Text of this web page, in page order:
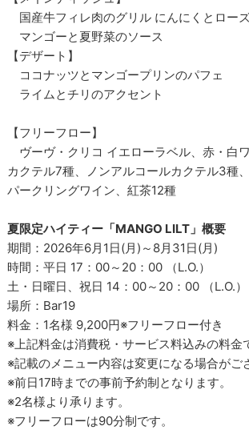
国産牛フィレ肉のグリル にんにくとロー
マンゴーと夏野菜のソース
【デザート】
ココナッツとマンゴープリンのパフェ
ライムとチリのアクセント
【フリーフロー】
ヴーヴ・クリコ イエローラベル、赤・白
カクテル7種、ノンアルコールカクテル3種
パークリングワイン、紅茶12種
夏限定ハイティー「MANGO LILT」概要
期間：2026年6月1日(月)～8月31日(月)
時間：平日 17：00～20：00 （L.O.）
土・日曜日、祝日 14：00～20：00 （L.O.）
場所：Bar19
料金：1名様 9,200円※フリーフロー付き
※上記料金は消費税・サービス料込みの料金
※記載のメニュー内容は変更になる場合がご
※前日17時までの事前予約制となります。
※2名様より承ります。
※フリーフローは90分制です。